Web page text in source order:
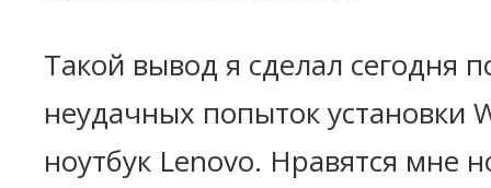
Такой вывод я сделал сегодня
неудачных попыток установки
ноутбук Lenovo. Нравятся мне